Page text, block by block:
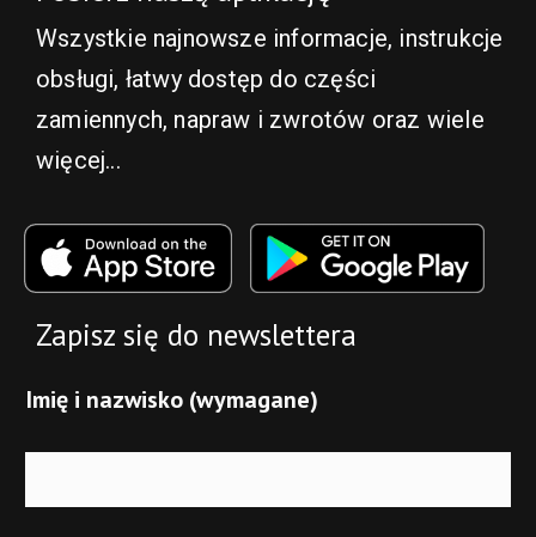
Wszystkie najnowsze informacje, instrukcje
obsługi, łatwy dostęp do części
zamiennych, napraw i zwrotów oraz wiele
więcej...
Zapisz się do newslettera
Imię i nazwisko (wymagane)